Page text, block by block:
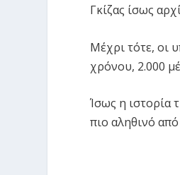
Γκίζας ίσως
Μέχρι τότε, οι
χρόνου, 2.000
Ίσως η ιστορία
πιο αληθινό